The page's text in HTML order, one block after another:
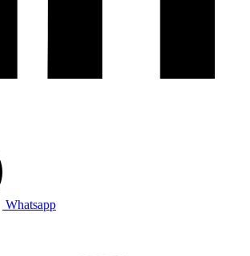
Whatsapp